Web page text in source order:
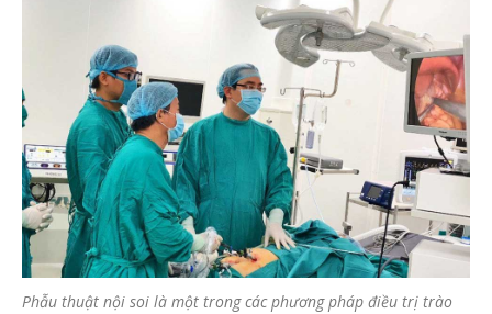
Phẫu thuật nội soi là một trong các phương pháp điều trị trào